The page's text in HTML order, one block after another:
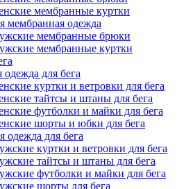
мембранные куртки
мембранная одежда
мембранные брюки
мембранные куртки
одежда для бега
куртки и ветровки для бега
тайтсы и штаны для бега
футболки и майки для бега
шорты и юбки для бега
одежда для бега
куртки и ветровки для бега
тайтсы и штаны для бега
футболки и майки для бега
шорты для бега